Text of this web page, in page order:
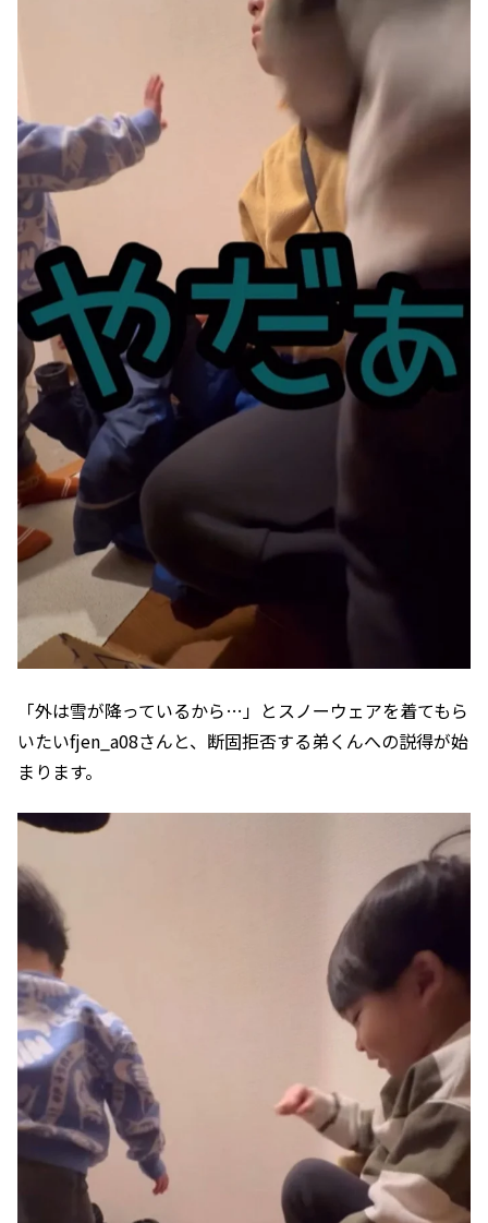
「外は雪が降っているから…」とスノーウェアを着てもら
いたいfjen_a08さんと、断固拒否する弟くんへの説得が始
まります。